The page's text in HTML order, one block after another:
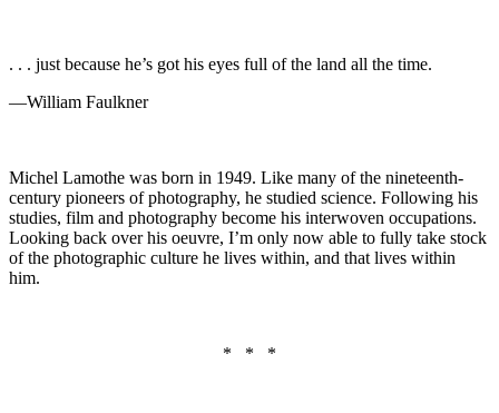
. . . just because he’s got his eyes full of the land all the time.
—William Faulkner
Michel Lamothe was born in 1949. Like many of the nineteenth-
century pioneers of photography, he studied science. Following his
studies, film and photography become his interwoven occupations.
Looking back over his oeuvre, I’m only now able to fully take stock
of the photographic culture he lives within, and that lives within
him.
* * *